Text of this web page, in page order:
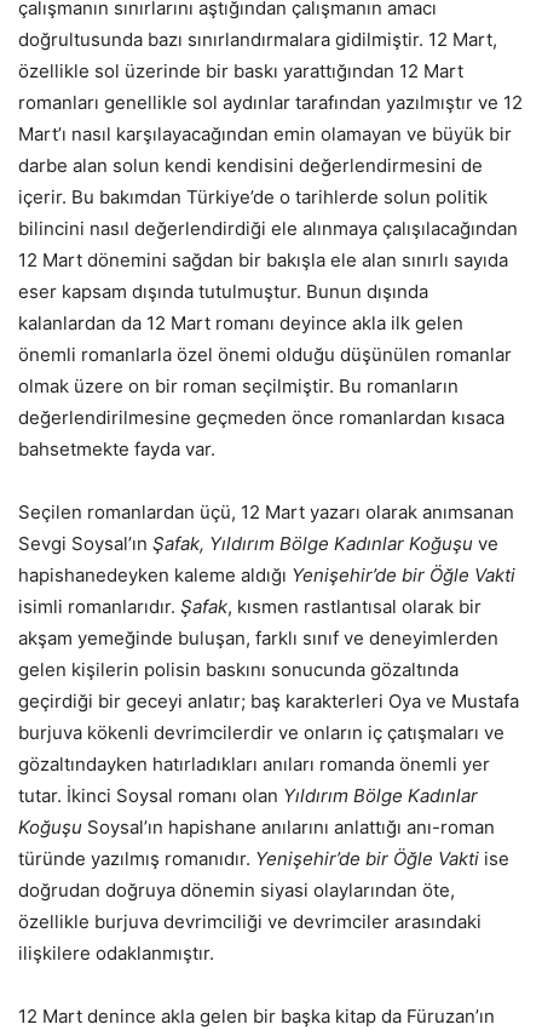
çalışmanın sınırlarını aştığından çalışmanın amacı
doğrultusunda bazı sınırlandırmalara gidilmiştir. 12 Mart,
özellikle sol üzerinde bir baskı yarattığından 12 Mart
romanları genellikle sol aydınlar tarafından yazılmıştır ve 12
Mart’ı nasıl karşılayacağından emin olamayan ve büyük bir
darbe alan solun kendi kendisini değerlendirmesini de
içerir. Bu bakımdan Türkiye’de o tarihlerde solun politik
bilincini nasıl değerlendirdiği ele alınmaya çalışılacağından
12 Mart dönemini sağdan bir bakışla ele alan sınırlı sayıda
eser kapsam dışında tutulmuştur. Bunun dışında
kalanlardan da 12 Mart romanı deyince akla ilk gelen
önemli romanlarla özel önemi olduğu düşünülen romanlar
olmak üzere on bir roman seçilmiştir. Bu romanların
değerlendirilmesine geçmeden önce romanlardan kısaca
bahsetmekte fayda var.
Seçilen romanlardan üçü, 12 Mart yazarı olarak anımsanan
Sevgi Soysal’ın Şafak, Yıldırım Bölge Kadınlar Koğuşu ve
hapishanedeyken kaleme aldığı Yenişehir’de bir Öğle Vakti
isimli romanlarıdır. Şafak, kısmen rastlantısal olarak bir
akşam yemeğinde buluşan, farklı sınıf ve deneyimlerden
gelen kişilerin polisin baskını sonucunda gözaltında
geçirdiği bir geceyi anlatır; baş karakterleri Oya ve Mustafa
burjuva kökenli devrimcilerdir ve onların iç çatışmaları ve
gözaltındayken hatırladıkları anıları romanda önemli yer
tutar. İkinci Soysal romanı olan Yıldırım Bölge Kadınlar
Koğuşu Soysal’ın hapishane anılarını anlattığı anı-roman
türünde yazılmış romanıdır. Yenişehir’de bir Öğle Vakti ise
doğrudan doğruya dönemin siyasi olaylarından öte,
özellikle burjuva devrimciliği ve devrimciler arasındaki
ilişkilere odaklanmıştır.
12 Mart denince akla gelen bir başka kitap da Füruzan’ın